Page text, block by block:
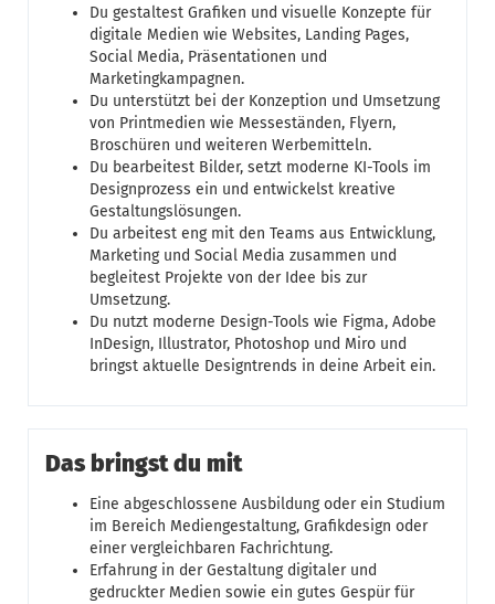
Du gestaltest Grafiken und visuelle Konzepte für
digitale Medien wie Websites, Landing Pages,
Social Media, Präsentationen und
Marketingkampagnen.
Du unterstützt bei der Konzeption und Umsetzung
von Printmedien wie Messeständen, Flyern,
Broschüren und weiteren Werbemitteln.
Du bearbeitest Bilder, setzt moderne KI-Tools im
Designprozess ein und entwickelst kreative
Gestaltungslösungen.
Du arbeitest eng mit den Teams aus Entwicklung,
Marketing und Social Media zusammen und
begleitest Projekte von der Idee bis zur
Umsetzung.
Du nutzt moderne Design-Tools wie Figma, Adobe
InDesign, Illustrator, Photoshop und Miro und
bringst aktuelle Designtrends in deine Arbeit ein.
Das bringst du mit
Eine abgeschlossene Ausbildung oder ein Studium
im Bereich Mediengestaltung, Grafikdesign oder
einer vergleichbaren Fachrichtung.
Erfahrung in der Gestaltung digitaler und
gedruckter Medien sowie ein gutes Gespür für